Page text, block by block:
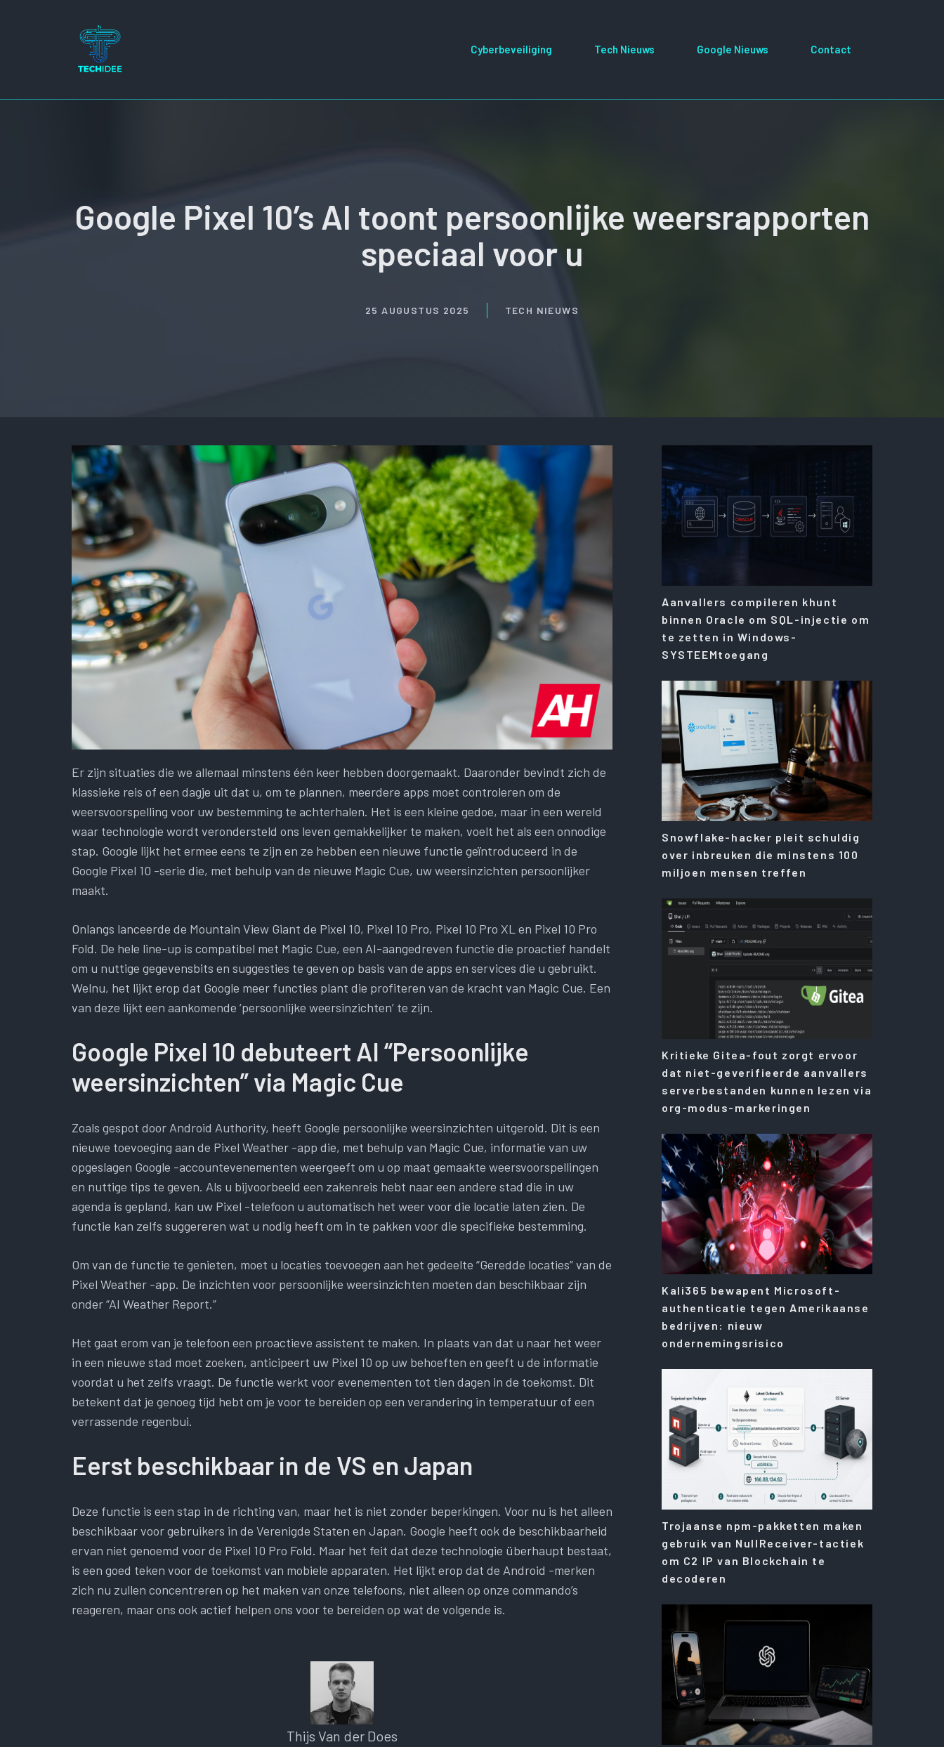
Cyberbeveiliging Tech Nieuws Google Nieuws Contact
Google Pixel 10’s AI toont persoonlijke weersrapporten
speciaal voor u
25 AUGUSTUS 2025 TECH NIEUWS
Er zijn situaties die we allemaal minstens één keer hebben doorgemaakt. Daaronder bevindt zich de
klassieke reis of een dagje uit dat u, om te plannen, meerdere apps moet controleren om de
weersvoorspelling voor uw bestemming te achterhalen. Het is een kleine gedoe, maar in een wereld
waar technologie wordt verondersteld ons leven gemakkelijker te maken, voelt het als een onnodige
stap. Google lijkt het ermee eens te zijn en ze hebben een nieuwe functie geïntroduceerd in de
Google Pixel 10 -serie die, met behulp van de nieuwe Magic Cue, uw weersinzichten persoonlijker
maakt.
Onlangs lanceerde de Mountain View Giant de Pixel 10, Pixel 10 Pro, Pixel 10 Pro XL en Pixel 10 Pro
Fold. De hele line-up is compatibel met Magic Cue, een AI-aangedreven functie die proactief handelt
om u nuttige gegevensbits en suggesties te geven op basis van de apps en services die u gebruikt.
Welnu, het lijkt erop dat Google meer functies plant die profiteren van de kracht van Magic Cue. Een
van deze lijkt een aankomende ‘persoonlijke weersinzichten’ te zijn.
Google Pixel 10 debuteert AI “Persoonlijke
weersinzichten” via Magic Cue
Zoals gespot door Android Authority, heeft Google persoonlijke weersinzichten uitgerold. Dit is een
nieuwe toevoeging aan de Pixel Weather -app die, met behulp van Magic Cue, informatie van uw
opgeslagen Google -accountevenementen weergeeft om u op maat gemaakte weersvoorspellingen
en nuttige tips te geven. Als u bijvoorbeeld een zakenreis hebt naar een andere stad die in uw
agenda is gepland, kan uw Pixel -telefoon u automatisch het weer voor die locatie laten zien. De
functie kan zelfs suggereren wat u nodig heeft om in te pakken voor die specifieke bestemming.
Om van de functie te genieten, moet u locaties toevoegen aan het gedeelte “Geredde locaties” van de
Pixel Weather -app. De inzichten voor persoonlijke weersinzichten moeten dan beschikbaar zijn
onder “AI Weather Report.”
Het gaat erom van je telefoon een proactieve assistent te maken. In plaats van dat u naar het weer
in een nieuwe stad moet zoeken, anticipeert uw Pixel 10 op uw behoeften en geeft u de informatie
voordat u het zelfs vraagt. De functie werkt voor evenementen tot tien dagen in de toekomst. Dit
betekent dat je genoeg tijd hebt om je voor te bereiden op een verandering in temperatuur of een
verrassende regenbui.
Eerst beschikbaar in de VS en Japan
Deze functie is een stap in de richting van, maar het is niet zonder beperkingen. Voor nu is het alleen
beschikbaar voor gebruikers in de Verenigde Staten en Japan. Google heeft ook de beschikbaarheid
ervan niet genoemd voor de Pixel 10 Pro Fold. Maar het feit dat deze technologie überhaupt bestaat,
is een goed teken voor de toekomst van mobiele apparaten. Het lijkt erop dat de Android -merken
zich nu zullen concentreren op het maken van onze telefoons, niet alleen op onze commando’s
reageren, maar ons ook actief helpen ons voor te bereiden op wat de volgende is.
Thijs Van der Does
Aanvallers compileren khunt
binnen Oracle om SQL-injectie om
te zetten in Windows-
SYSTEEMtoegang
Snowflake-hacker pleit schuldig
over inbreuken die minstens 100
miljoen mensen treffen
Kritieke Gitea-fout zorgt ervoor
dat niet-geverifieerde aanvallers
serverbestanden kunnen lezen via
org-modus-markeringen
Kali365 bewapent Microsoft-
authenticatie tegen Amerikaanse
bedrijven: nieuw
ondernemingsrisico
Trojaanse npm-pakketten maken
gebruik van NullReceiver-tactiek
om C2 IP van Blockchain te
decoderen